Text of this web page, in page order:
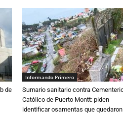
de
Informando Primero
Sumario sanitario contra
Católico de Puerto Montt: piden
identificar osamentas que quedaron